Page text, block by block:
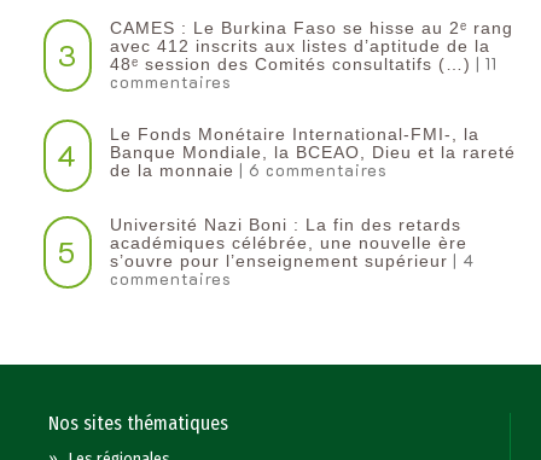
3
CAMES : Le Burkina Faso se hisse au 2ᵉ rang
avec 412 inscrits aux listes d’aptitude de la
48ᵉ session des Comités consultatifs (…) | 11
commentaires
4
Le Fonds Monétaire International-FMI-, la
Banque Mondiale, la BCEAO, Dieu et la rareté
de la monnaie | 6 commentaires
5
Université Nazi Boni : La fin des retards
académiques célébrée, une nouvelle ère
s’ouvre pour l’enseignement supérieur | 4
commentaires
Nos sites thématiques